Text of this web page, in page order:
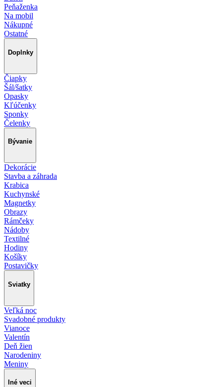
Peňaženka
Na mobil
Nákupné
Ostatné
Doplnky
Čiapky
Šál/šatky
Opasky
Kľúčenky
Sponky
Čelenky
Bývanie
Dekorácie
Stavba a záhrada
Krabica
Kuchynské
Magnetky
Obrazy
Rámčeky
Nádoby
Textilné
Hodiny
Košíky
Postavičky
Sviatky
Veľká noc
Svadobné produkty
Vianoce
Valentín
Deň žien
Narodeniny
Meniny
Iné veci